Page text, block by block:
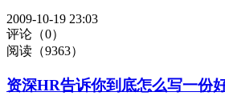
2009-10-19 23:03
评论（0）
阅读（9363）
资深HR告诉你到底怎么写一份